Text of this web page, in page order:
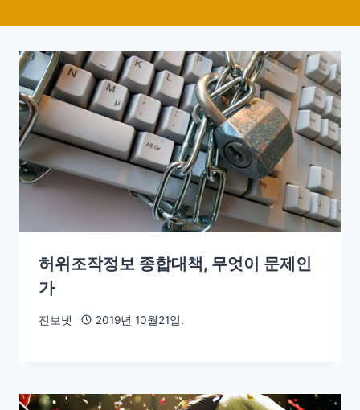
허위조작정보 종합대책, 무엇이 문제인
가
진보넷 2019년 10월21일.